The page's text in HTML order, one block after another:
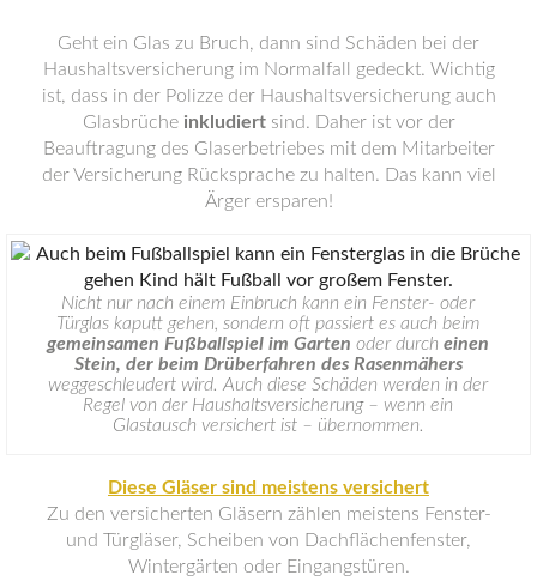
Geht ein Glas zu Bruch, dann sind Schäden bei der
Haushaltsversicherung im Normalfall gedeckt. Wichtig
ist, dass in der Polizze der Haushaltsversicherung auch
Glasbrüche inkludiertsind. Daher ist vor der
Beauftragung des Glaserbetriebes mit dem Mitarbeiter
der Versicherung Rücksprache zu halten. Das kann viel
Ärger ersparen!
Nicht nur nach einem Einbruch kann ein Fenster- oder
Türglas kaputt gehen, sondern oft passiert es auch beim
gemeinsamen Fußballspiel im Garten oder durcheinen
Stein, der beim Drüberfahren des Rasenmähers
weggeschleudert wird. Auch diese Schäden werden in der
Regel von der Haushaltsversicherung – wenn ein
Glastausch versichert ist – übernommen.
Diese Gläser sind meistens versichert
Zu den versicherten Gläsern zählen meistens Fenster-
und Türgläser, Scheiben von Dachflächenfenster,
Wintergärten oder Eingangstüren.